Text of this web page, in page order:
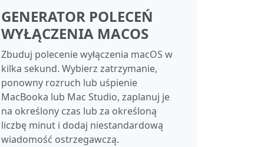
GENERATOR POLECEŃ
WYŁĄCZENIA MACOS
Zbuduj polecenie wyłączenia macOS w
kilka sekund. Wybierz zatrzymanie,
ponowny rozruch lub uśpienie
MacBooka lub Mac Studio, zaplanuj je
na określony czas lub za określoną
liczbę minut i dodaj niestandardową
wiadomość ostrzegawczą.